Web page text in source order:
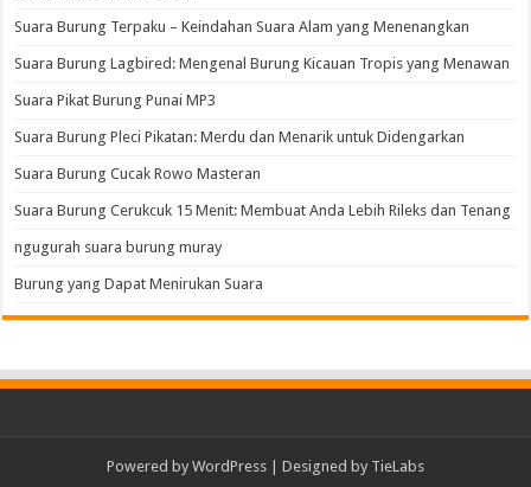
Suara Burung Terpaku – Keindahan Suara Alam yang Menenangkan
Suara Burung Lagbired: Mengenal Burung Kicauan Tropis yang Menawan
Suara Pikat Burung Punai MP3
Suara Burung Pleci Pikatan: Merdu dan Menarik untuk Didengarkan
Suara Burung Cucak Rowo Masteran
Suara Burung Cerukcuk 15 Menit: Membuat Anda Lebih Rileks dan Tenang
ngugurah suara burung muray
Burung yang Dapat Menirukan Suara
Powered by WordPress | Designed by TieLabs